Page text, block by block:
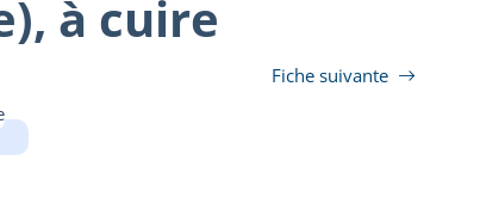
à cuire
Fiche suivante